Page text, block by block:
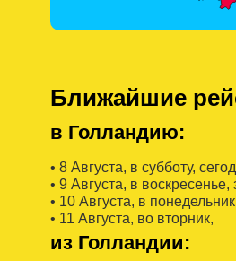
Ближайшие
в Голландию:
• 8 Августa, в субботу,
• 9 Августa, в воскресенье,
• 10 Августa, в
• 11 Августa, во вторник,
из Голландии: